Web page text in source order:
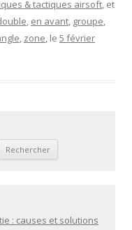
& tactiques airsoft, et
, en avant, groupe,
, zone, le 5 février
: causes et solutions